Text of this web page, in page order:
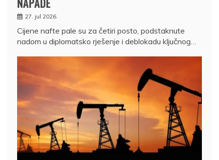
NAPADE
27. jul 2026.
Cijene nafte pale su za četiri posto, podstaknute
nadom u diplomatsko rješenje i deblokadu ključnog…